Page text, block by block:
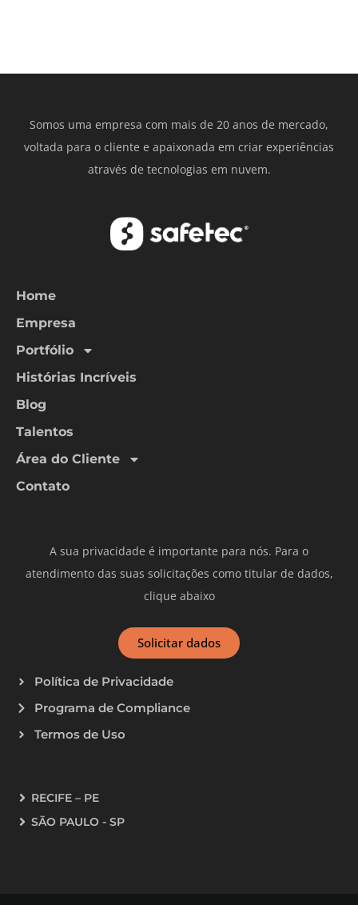
Somos uma empresa com mais de 20 anos de mercado,
voltada para o cliente e apaixonada em criar experiências
através de tecnologias em nuvem.
Home
Empresa
Portfólio
Histórias Incríveis
Blog
Talentos
Área do Cliente
Contato
A sua privacidade é importante para nós. Para o
atendimento das suas solicitações como titular de dados,
clique abaixo
Solicitar dados
Política de Privacidade
Programa de Compliance
Termos de Uso
RECIFE – PE
SÃO PAULO - SP